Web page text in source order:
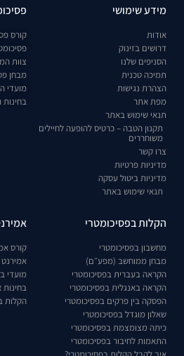
מידע שימושי
אודות
דרושים בזינוק
הסניפים שלנו
תמיכה טכנית
הצהרת נגישות
מפת אתר
תנאי שימוש באתר
תקנון הטבה – כרטיס להופעה לחיילים
משוחררים
צרו קשר
מדיניות פרטיות
מדיניות ביטול עסקה
תנאי שימוש באתר
קורס
צוות
מבחן
מועדי
בחינות
הקלות בפסיכומטרי
מחשבון בפסיכומטרי
מבחן ממוחשב (מפע״ם)
הקראה בעברית בפסיכומטרי
הקראה באנגלית בפסיכומטרי
הפסקה בין פרקים בפסיכומטרי
שאלון מוגדל בפסיכומטרי
כיתה מצומצמת בפסיכומטרי
התאמות לחיבור בפסיכומטרי
קורס
מועדי
בחינות
הקלות